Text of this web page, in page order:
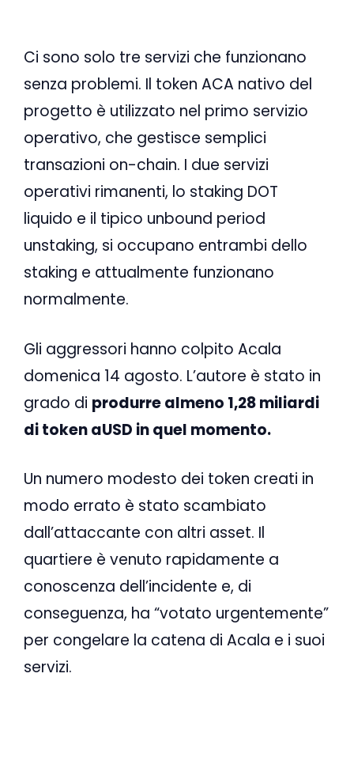
Ci sono solo tre servizi che funzionano
senza problemi. Il token ACA nativo del
progetto è utilizzato nel primo servizio
operativo, che gestisce semplici
transazioni on-chain. I due servizi
operativi rimanenti, lo staking DOT
liquido e il tipico unbound period
unstaking, si occupano entrambi dello
staking e attualmente funzionano
normalmente.
Gli aggressori hanno colpito Acala
domenica 14 agosto. L’autore è stato in
grado di produrre almeno 1,28 miliardi
di token aUSD in quel momento.
Un numero modesto dei token creati in
modo errato è stato scambiato
dall’attaccante con altri asset. Il
quartiere è venuto rapidamente a
conoscenza dell’incidente e, di
conseguenza, ha “votato urgentemente”
per congelare la catena di Acala e i suoi
servizi.